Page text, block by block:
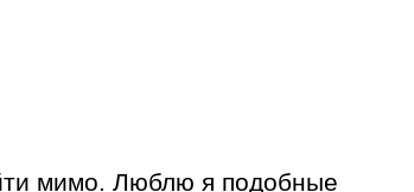
мимо. Люблю я подобные